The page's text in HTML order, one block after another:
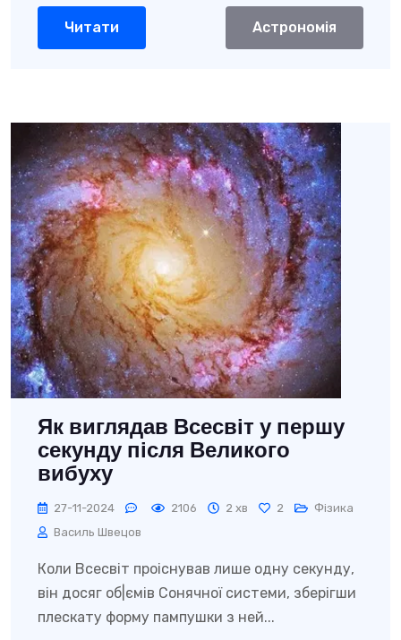
Читати Астрономія
Як виглядав Всесвіт у першу
секунду після Великого
вибуху
27-11-2024 2106 2 хв 2
Фізика
Василь Швецов
Коли Всесвіт проіснував лише одну секунду,
він досяг об|ємів Сонячної системи, зберігши
плескату форму пампушки з ней...